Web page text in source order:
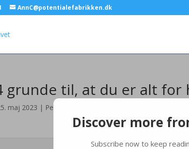
AnnC@potentialefabrikken.dk
grunde til, at du er alt for
maj 2023 | Personlig udvikling
Discover more
Subscribe now to keep